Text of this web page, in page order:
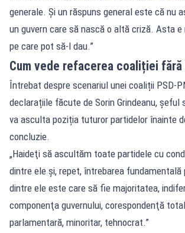
generale. Şi un răspuns general este că nu
un guvern care să nască o altă criză. Asta
pe care pot să-l dau.”
Cum vede refacerea coaliției fără
Întrebat despre scenariul unei coaliții PSD-
declarațiile făcute de Sorin Grindeanu, șeful
va asculta poziția tuturor partidelor înainte
concluzie.
„Haideţi să ascultăm toate partidele cu
dintre ele şi, repet, întrebarea
dintre ele este care să fie majoritatea,
componenţa guvernului, corespondenţă
parlamentară, minoritar, tehnocrat.”